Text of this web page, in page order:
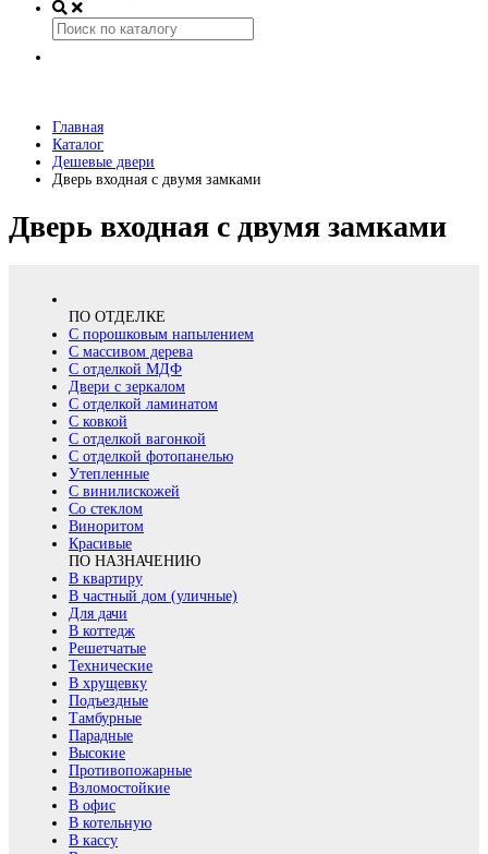
Главная
Каталог
Дешевые двери
Дверь входная с двумя замками
Дверь входная с двумя замками
ПО ОТДЕЛКЕ
С порошковым напылением
С массивом дерева
С отделкой МДФ
Двери с зеркалом
С отделкой ламинатом
С ковкой
С отделкой вагонкой
С отделкой фотопанелью
Утепленные
С винилискожей
Со стеклом
Виноритом
Красивые
ПО НАЗНАЧЕНИЮ
В квартиру
В частный дом (уличные)
Для дачи
В коттедж
Решетчатые
Технические
В хрущевку
Подъездные
Тамбурные
Парадные
Высокие
Противопожарные
Взломостойкие
В офис
В котельную
В кассу